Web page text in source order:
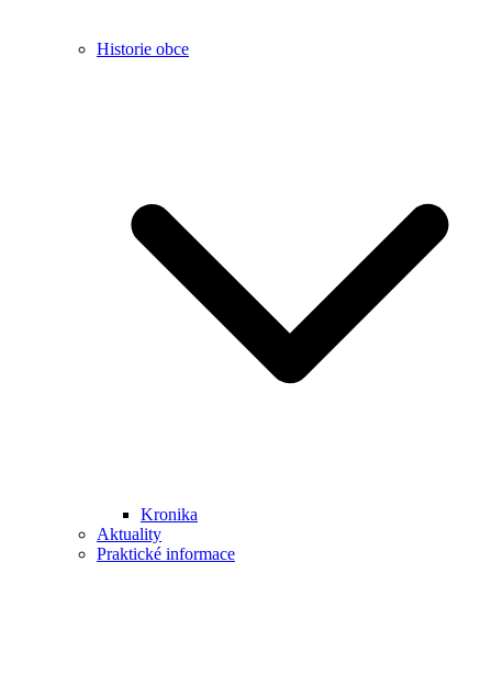
Historie obce
Kronika
Aktuality
Praktické informace